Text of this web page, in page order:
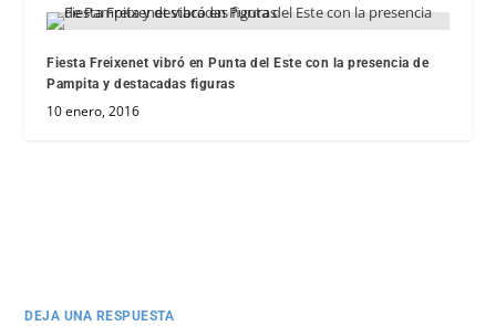
Fiesta Freixenet vibró en Punta del Este con la presencia de
Pampita y destacadas figuras
10 enero, 2016
DEJA UNA RESPUESTA